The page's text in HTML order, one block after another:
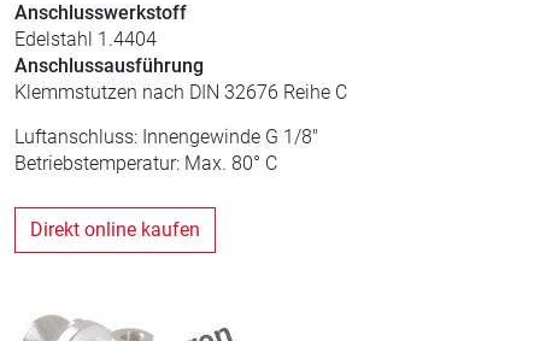
Anschlusswerkstoff
Edelstahl 1.4404
Anschlussausführung
Klemmstutzen nach DIN 32676 Reihe C
Luftanschluss: Innengewinde G 1/8"
Betriebstemperatur: Max. 80° C
Direkt online kaufen